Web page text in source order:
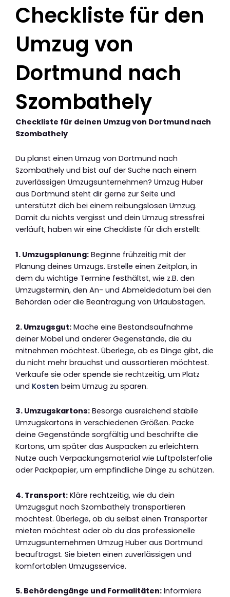
Checkliste für den
Umzug von
Dortmund nach
Szombathely
Checkliste für deinen Umzug von Dortmund nach
Szombathely
Du planst einen Umzug von Dortmund nach
Szombathely und bist auf der Suche nach einem
zuverlässigen Umzugsunternehmen? Umzug Huber
aus Dortmund steht dir gerne zur Seite und
unterstützt dich bei einem reibungslosen Umzug.
Damit du nichts vergisst und dein Umzug stressfrei
verläuft, haben wir eine Checkliste für dich erstellt:
1. Umzugsplanung: Beginne frühzeitig mit der
Planung deines Umzugs. Erstelle einen Zeitplan, in
dem du wichtige Termine festhältst, wie z.B. den
Umzugstermin, den An- und Abmeldedatum bei den
Behörden oder die Beantragung von Urlaubstagen.
2. Umzugsgut: Mache eine Bestandsaufnahme
deiner Möbel und anderer Gegenstände, die du
mitnehmen möchtest. Überlege, ob es Dinge gibt, die
du nicht mehr brauchst und aussortieren möchtest.
Verkaufe sie oder spende sie rechtzeitig, um Platz
und Kosten beim Umzug zu sparen.
3. Umzugskartons: Besorge ausreichend stabile
Umzugskartons in verschiedenen Größen. Packe
deine Gegenstände sorgfältig und beschrifte die
Kartons, um später das Auspacken zu erleichtern.
Nutze auch Verpackungsmaterial wie Luftpolsterfolie
oder Packpapier, um empfindliche Dinge zu schützen.
4. Transport: Kläre rechtzeitig, wie du dein
Umzugsgut nach Szombathely transportieren
möchtest. Überlege, ob du selbst einen Transporter
mieten möchtest oder ob du das professionelle
Umzugsunternehmen Umzug Huber aus Dortmund
beauftragst. Sie bieten einen zuverlässigen und
komfortablen Umzugsservice.
5. Behördengänge und Formalitäten: Informiere